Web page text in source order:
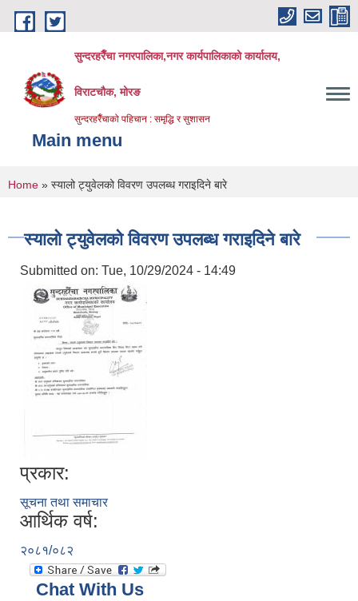
Skip to main content
सुन्दरहरैँचा नगरपालिका,नगर कार्यपालिकाको कार्यालय,
विराटचौक, मोरङ
सुन्दरहरैँचाको पहिचान : समृद्धि र सुशासन
Main menu
You are here
Home » स्यालो ट्युवेलको विवरण उपलब्ध गराइदिने बारे
स्यालो ट्युवेलको विवरण उपलब्ध गराइदिने बारे
Submitted on: Tue, 10/29/2024 - 14:49
प्रकार:
सूचना तथा समाचार
आर्थिक वर्ष:
२०८१/०८२
Chat With Us